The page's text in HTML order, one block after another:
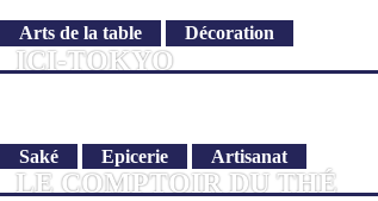
ICI-TOKYO
LE COMPTOIR DU THÉ
Arts de la table Décoration
Saké Epicerie Artisanat